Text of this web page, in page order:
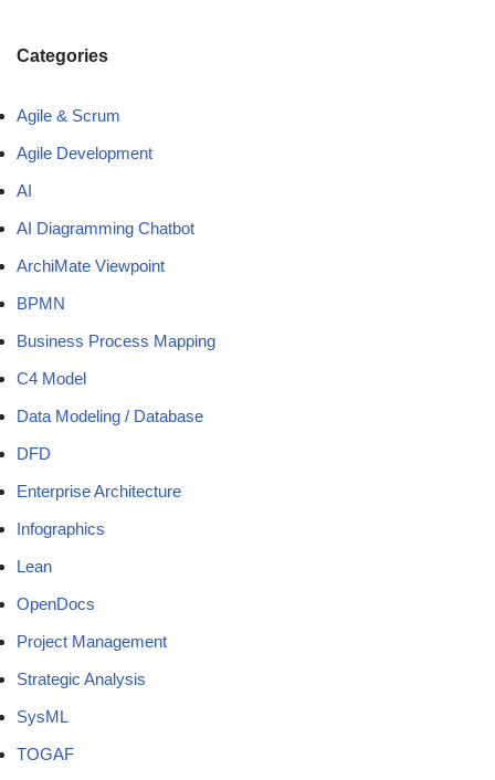
Categories
Agile & Scrum
Agile Development
AI
AI Diagramming Chatbot
ArchiMate Viewpoint
BPMN
Business Process Mapping
C4 Model
Data Modeling / Database
DFD
Enterprise Architecture
Infographics
Lean
OpenDocs
Project Management
Strategic Analysis
SysML
TOGAF